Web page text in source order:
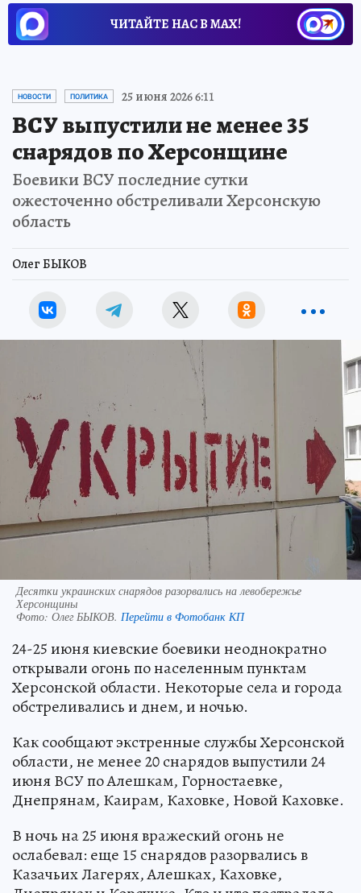
ЧИТАЙТЕ НАС В МАХ!
НОВОСТИ ПОЛИТИКА 25 июня 2026 6:11
ВСУ выпустили не менее 35
снарядов по Херсонщине
Боевики ВСУ последние сутки
ожесточенно обстреливали Херсонскую
область
Олег БЫКОВ
Десятки украинских снарядов разорвались на левобережье
Херсонщины
Фото: Олег БЫКОВ. Перейти в Фотобанк КП
24-25 июня киевские боевики неоднократно
открывали огонь по населенным пунктам
Херсонской области. Некоторые села и города
обстреливались и днем, и ночью.
Как сообщают экстренные службы Херсонской
области, не менее 20 снарядов выпустили 24
июня ВСУ по Алешкам, Горностаевке,
Днепрянам, Каирам, Каховке, Новой Каховке.
В ночь на 25 июня вражеский огонь не
ослабевал: еще 15 снарядов разорвались в
Казачьих Лагерях, Алешках, Каховке,